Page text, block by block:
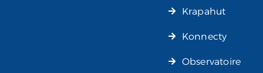
Krapahut
Konnecty
Observatoire